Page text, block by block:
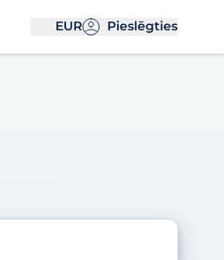
EUR Pieslēgties